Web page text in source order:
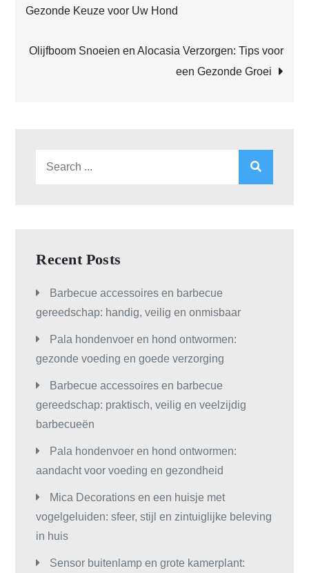
navigation
Gezonde Keuze voor Uw Hond
Olijfboom Snoeien en Alocasia Verzorgen: Tips voor
een Gezonde Groei
Recent Posts
Barbecue accessoires en barbecue
gereedschap: handig, veilig en onmisbaar
Pala hondenvoer en hond ontwormen:
gezonde voeding en goede verzorging
Barbecue accessoires en barbecue
gereedschap: praktisch, veilig en veelzijdig
barbecueën
Pala hondenvoer en hond ontwormen:
aandacht voor voeding en gezondheid
Mica Decorations en een huisje met
vogelgeluiden: sfeer, stijl en zintuiglijke beleving
in huis
Sensor buitenlamp en grote kamerplant: